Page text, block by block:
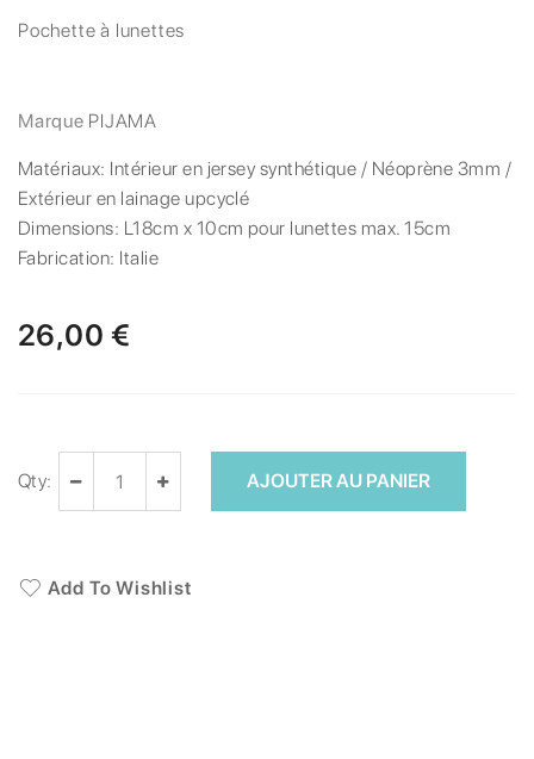
Pochette à lunettes
Marque PIJAMA
Matériaux: Intérieur en jersey synthétique / Néoprène 3mm /
Extérieur en lainage upcyclé
Dimensions: L18cm x 10cm pour lunettes max. 15cm
Fabrication: Italie
26,00 €
Qty: AJOUTER AU PANIER
Add To Wishlist